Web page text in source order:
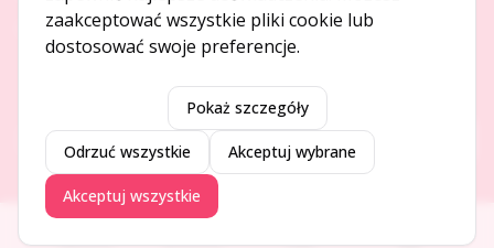
Regulamin
Gotpage. Wszelkie prawa zastrzeżone.
zaakceptować wszystkie pliki cookie lub
dostosować swoje preferencje.
Pokaż szczegóły
Odrzuć wszystkie Akceptuj wybrane
Akceptuj wszystkie